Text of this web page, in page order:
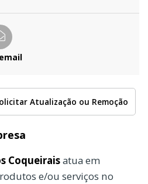
Atualização ou Remoção
Coqueiraisatua em
e/ou serviços no